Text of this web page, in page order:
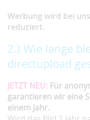
Werbung wird bei
reduziert.
2.) Wie lange
directupload
JETZT NEU: Für
garantieren wir eine
einem Jahr.